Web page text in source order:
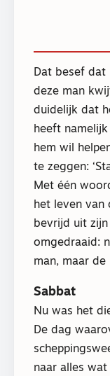
Dat besef dat
deze man
duidelijk dat
heeft
hem wil
te zeggen:
Met één
het leven van
bevrijd uit
omgedraaid:
man, maar
Sabbat
Nu was het
De dag
naar alles